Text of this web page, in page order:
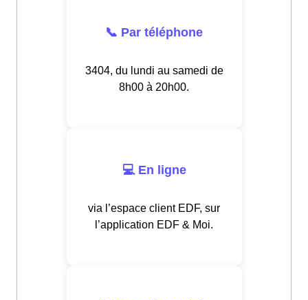
📞 Par téléphone
3404, du lundi au samedi de
8h00 à 20h00.
💻 En ligne
via l’espace client EDF, sur
l’application EDF & Moi.